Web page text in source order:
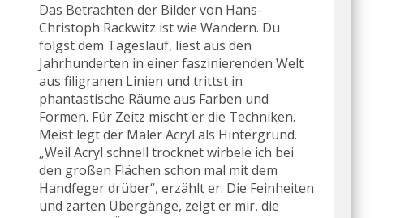
Das Betrachten der Bilder von Hans-
Christoph Rackwitz ist wie Wandern. Du
folgst dem Tageslauf, liest aus den
Jahrhunderten in einer faszinierenden Welt
aus filigranen Linien und trittst in
phantastische Räume aus Farben und
Formen. Für Zeitz mischt er die Techniken.
Meist legt der Maler Acryl als Hintergrund.
„Weil Acryl schnell trocknet wirbele ich bei
den großen Flächen schon mal mit dem
Handfeger drüber“, erzählt er. Die Feinheiten
und zarten Übergänge, zeigt er mir, die